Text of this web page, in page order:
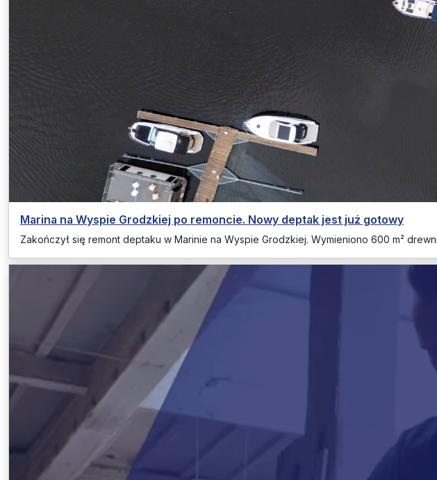
Marina na Wyspie Grodzkiej po remoncie. Nowy deptak jest już gotowy
Zakończył się remont deptaku w Marinie na Wyspie Grodzkiej. Wymieniono 600 m²